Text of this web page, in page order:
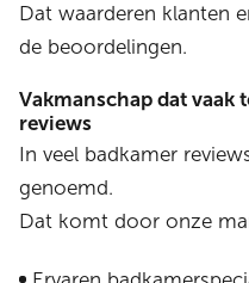
Dat waarderen klanten
de beoordelingen.
Vakmanschap dat vaak
reviews
In veel badkamer
genoemd.
Dat komt door onze